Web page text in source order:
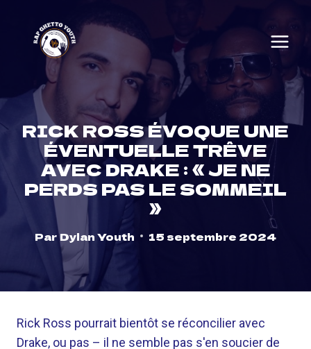
content
RICK ROSS ÉVOQUE UNE
ÉVENTUELLE TRÊVE
AVEC DRAKE : « JE NE
PERDS PAS LE SOMMEIL
»
ParDylan Youth 15 septembre 2024
Rick Ross pourrait bientôt se réconcilier avec
Drake, ou pas – il ne semble pas s'en soucier de